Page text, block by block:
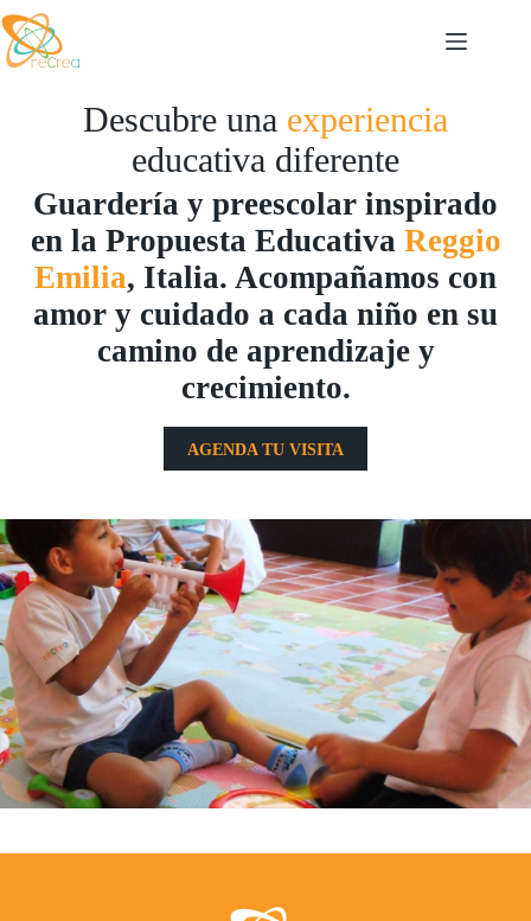
Saltar
al
contenido
Descubre una experiencia
educativa diferente
Guardería y preescolar inspirado
en la Propuesta Educativa Reggio
Emilia, Italia. Acompañamos con
amor y cuidado a cada niño en su
camino de aprendizaje y
crecimiento.
AGENDA TU VISITA